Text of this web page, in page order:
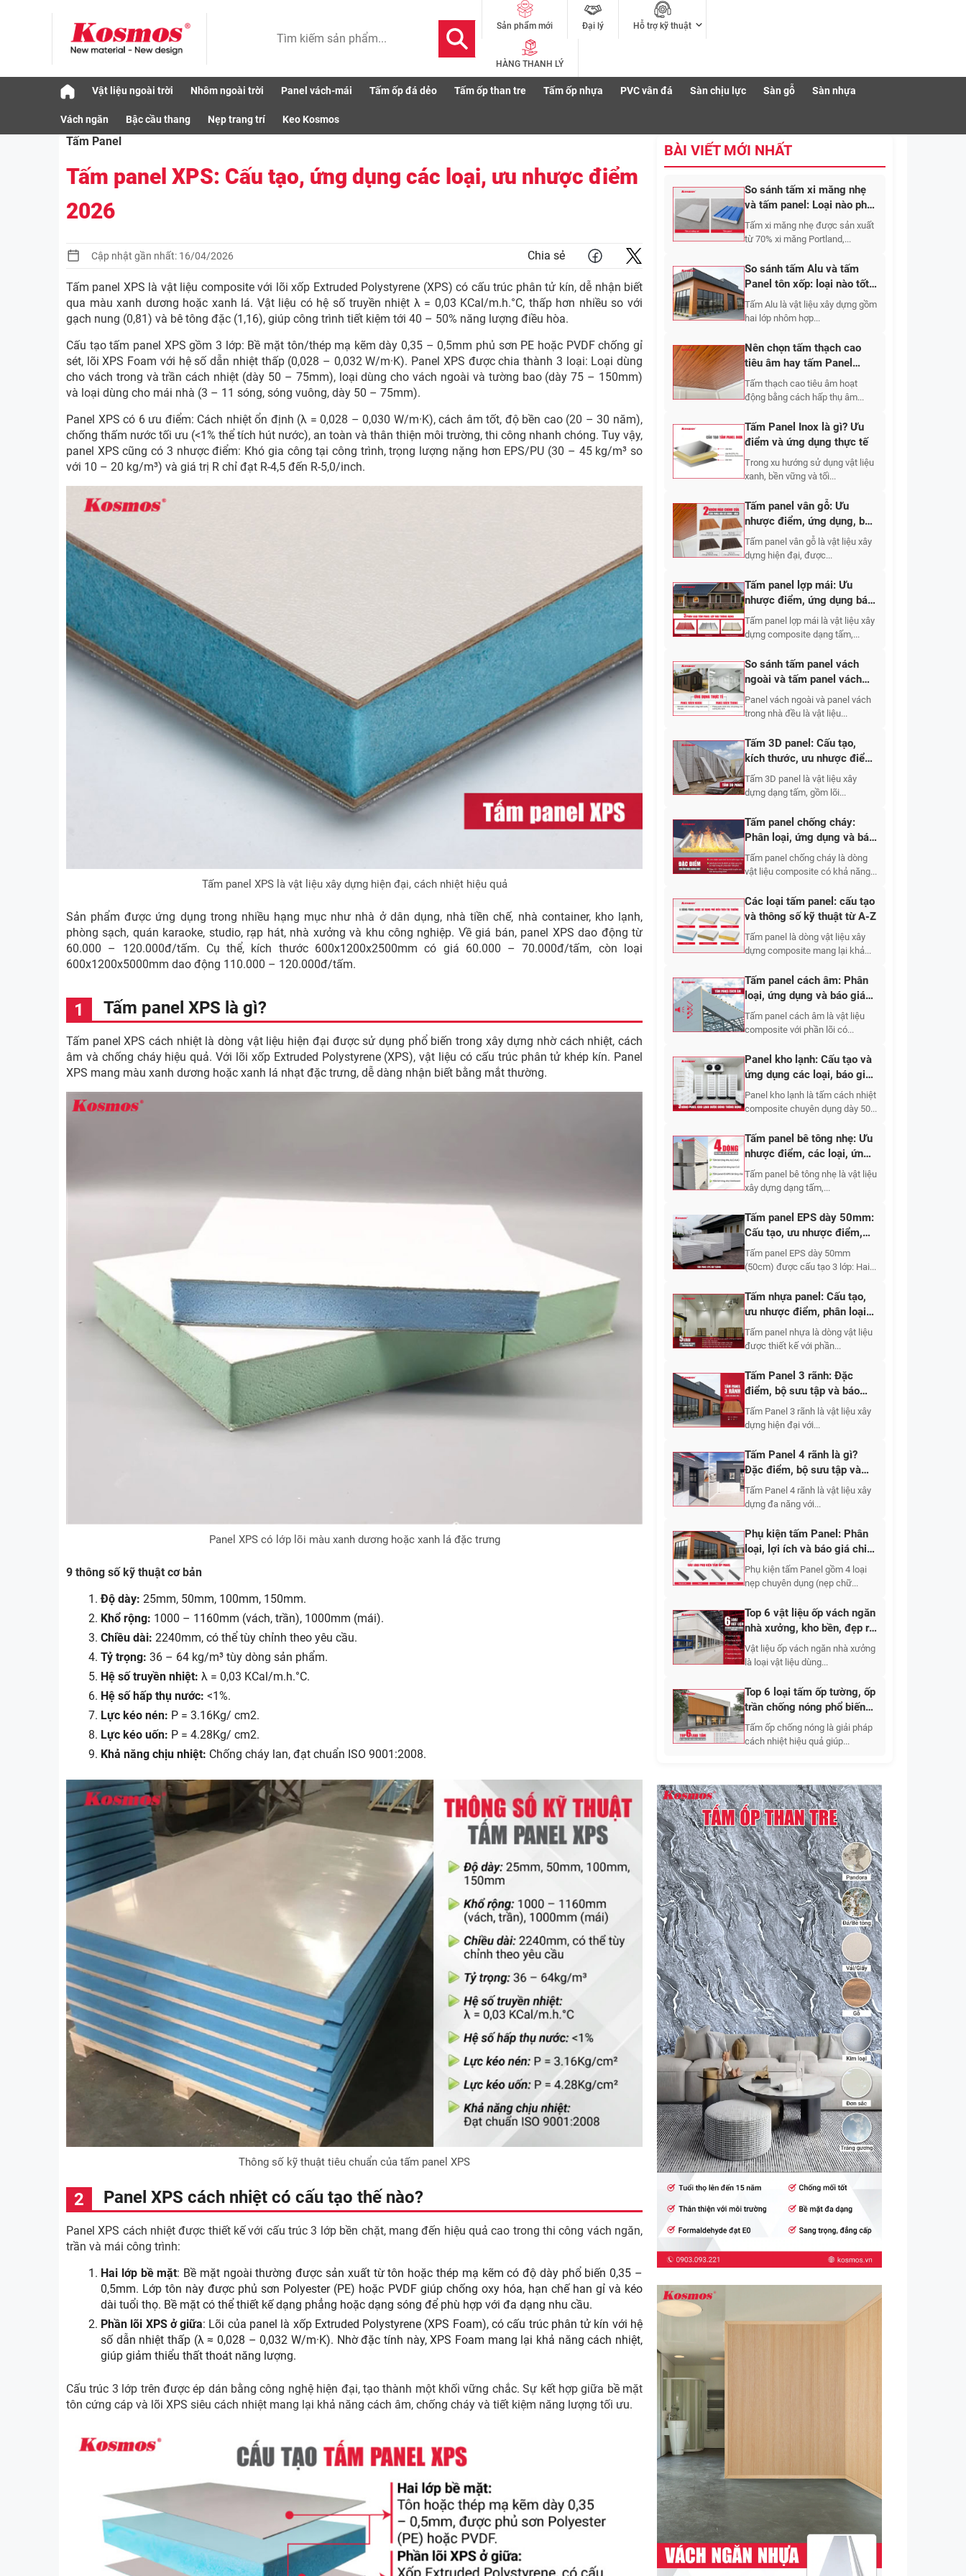
Sản phẩm mới Đại lý Hỗ trợ kỹ thuật
HÀNG THANH LÝ
Vật liệu ngoài trời Nhôm ngoài trời Panel vách-mái Tấm ốp đá dẻo Tấm ốp than tre Tấm ốp nhựa PVC vân đá Sàn chịu lực Sàn gỗ Sàn nhựa
Vách ngăn Bậc cầu thang Nẹp trang trí Keo Kosmos
Tấm Panel
Tấm panel XPS: Cấu tạo, ứng dụng các loại, ưu nhược điểm
2026
Cập nhật gần nhất: 16/04/2026 Chia sẻ
Tấm panel XPS là vật liệu composite với lõi xốp Extruded Polystyrene (XPS) có cấu trúc phân tử kín, dễ nhận biết
qua màu xanh dương hoặc xanh lá. Vật liệu có hệ số truyền nhiệt λ = 0,03 KCal/m.h.°C, thấp hơn nhiều so với
gạch nung (0,81) và bê tông đặc (1,16), giúp công trình tiết kiệm tới 40 – 50% năng lượng điều hòa.
Cấu tạo tấm panel XPS gồm 3 lớp: Bề mặt tôn/thép mạ kẽm dày 0,35 – 0,5mm phủ sơn PE hoặc PVDF chống gỉ
sét, lõi XPS Foam với hệ số dẫn nhiệt thấp (0,028 – 0,032 W/m·K). Panel XPS được chia thành 3 loại: Loại dùng
cho vách trong và trần cách nhiệt (dày 50 – 75mm), loại dùng cho vách ngoài và tường bao (dày 75 – 150mm)
và loại dùng cho mái nhà (3 – 11 sóng, sóng vuông, dày 50 – 75mm).
Panel XPS có 6 ưu điểm: Cách nhiệt ổn định (λ = 0,028 – 0,030 W/m·K), cách âm tốt, độ bền cao (20 – 30 năm),
chống thấm nước tối ưu (<1% thể tích hút nước), an toàn và thân thiện môi trường, thi công nhanh chóng. Tuy vậy,
panel XPS cũng có 3 nhược điểm: Khó gia công tại công trình, trọng lượng nặng hơn EPS/PU (30 – 45 kg/m³ so
với 10 – 20 kg/m³) và giá trị R chỉ đạt R-4,5 đến R-5,0/inch.
Tấm panel XPS là vật liệu xây dựng hiện đại, cách nhiệt hiệu quả
Sản phẩm được ứng dụng trong nhiều hạng mục như nhà ở dân dụng, nhà tiền chế, nhà container, kho lạnh,
phòng sạch, quán karaoke, studio, rạp hát, nhà xưởng và khu công nghiệp. Về giá bán, panel XPS dao động từ
60.000 – 120.000đ/tấm. Cụ thể, kích thước 600x1200x2500mm có giá 60.000 – 70.000đ/tấm, còn loại
600x1200x5000mm dao động 110.000 – 120.000đ/tấm.
Tấm panel XPS là gì?
Tấm panel XPS cách nhiệt là dòng vật liệu hiện đại được sử dụng phổ biến trong xây dựng nhờ cách nhiệt, cách
âm và chống cháy hiệu quả. Với lõi xốp Extruded Polystyrene (XPS), vật liệu có cấu trúc phân tử khép kín. Panel
XPS mang màu xanh dương hoặc xanh lá nhạt đặc trưng, dễ dàng nhận biết bằng mắt thường.
Panel XPS có lớp lõi màu xanh dương hoặc xanh lá đặc trưng
9 thông số kỹ thuật cơ bản
Độ dày: 25mm, 50mm, 100mm, 150mm.
Khổ rộng: 1000 – 1160mm (vách, trần), 1000mm (mái).
Chiều dài: 2240mm, có thể tùy chỉnh theo yêu cầu.
Tỷ trọng: 36 – 64 kg/m³ tùy dòng sản phẩm.
Hệ số truyền nhiệt: λ = 0,03 KCal/m.h.°C.
Hệ số hấp thụ nước: <1%.
Lực kéo nén: P = 3.16Kg/ cm2.
Lực kéo uốn: P = 4.28Kg/ cm2.
Khả năng chịu nhiệt: Chống cháy lan, đạt chuẩn ISO 9001:2008.
Thông số kỹ thuật tiêu chuẩn của tấm panel XPS
Panel XPS cách nhiệt có cấu tạo thế nào?
Panel XPS cách nhiệt được thiết kế với cấu trúc 3 lớp bền chặt, mang đến hiệu quả cao trong thi công vách ngăn,
trần và mái công trình:
Hai lớp bề mặt: Bề mặt ngoài thường được sản xuất từ tôn hoặc thép mạ kẽm có độ dày phổ biến 0,35 –
0,5mm. Lớp tôn này được phủ sơn Polyester (PE) hoặc PVDF giúp chống oxy hóa, hạn chế han gỉ và kéo
dài tuổi thọ. Bề mặt có thể thiết kế dạng phẳng hoặc dạng sóng để phù hợp với đa dạng nhu cầu.
Phần lõi XPS ở giữa: Lõi của panel là xốp Extruded Polystyrene (XPS Foam), có cấu trúc phân tử kín với hệ
số dẫn nhiệt thấp (λ ≈ 0,028 – 0,032 W/m·K). Nhờ đặc tính này, XPS Foam mang lại khả năng cách nhiệt,
giúp giảm thiểu thất thoát năng lượng.
Cấu trúc 3 lớp trên được ép dán bằng công nghệ hiện đại, tạo thành một khối vững chắc. Sự kết hợp giữa bề mặt
tôn cứng cáp và lõi XPS siêu cách nhiệt mang lại khả năng cách âm, chống cháy và tiết kiệm năng lượng tối ưu.
BÀI VIẾT MỚI NHẤT
So sánh tấm xi măng nhẹ
và tấm panel: Loại nào phù
hợp hơn cho công trình?
Tấm xi măng nhẹ được sản xuất
từ 70% xi măng Portland,...
So sánh tấm Alu và tấm
Panel tôn xốp: loại nào tốt
hơn?
Tấm Alu là vật liệu xây dựng gồm
hai lớp nhôm hợp...
Nên chọn tấm thạch cao
tiêu âm hay tấm Panel
cách âm?
Tấm thạch cao tiêu âm hoạt
động bằng cách hấp thụ âm...
Tấm Panel Inox là gì? Ưu
điểm và ứng dụng thực tế
Trong xu hướng sử dụng vật liệu
xanh, bền vững và tối...
Tấm panel vân gỗ: Ưu
nhược điểm, ứng dụng, báo
giá các dòng 2026
Tấm panel vân gỗ là vật liệu xây
dựng hiện đại, được...
Tấm panel lợp mái: Ưu
nhược điểm, ứng dụng báo
giá các loại 2026
Tấm panel lợp mái là vật liệu xây
dựng composite dạng tấm,...
So sánh tấm panel vách
ngoài và tấm panel vách
trong nhà
Panel vách ngoài và panel vách
trong nhà đều là vật liệu...
Tấm 3D panel: Cấu tạo,
kích thước, ưu nhược điểm
và báo giá
Tấm 3D panel là vật liệu xây
dựng dạng tấm, gồm lõi...
Tấm panel chống cháy:
Phân loại, ứng dụng và báo
giá 2026
Tấm panel chống cháy là dòng
vật liệu composite có khả năng...
Các loại tấm panel: cấu tạo
và thông số kỹ thuật từ A-Z
Tấm panel là dòng vật liệu xây
dựng composite mang lại khả...
Tấm panel cách âm: Phân
loại, ứng dụng và báo giá
2026
Tấm panel cách âm là vật liệu
composite với phần lõi có...
Panel kho lạnh: Cấu tạo và
ứng dụng các loại, báo giá
2026
Panel kho lạnh là tấm cách nhiệt
composite chuyên dụng dày 50...
Tấm panel bê tông nhẹ: Ưu
nhược điểm, các loại, ứng
dụng và báo giá 2026
Tấm panel bê tông nhẹ là vật liệu
xây dựng dạng tấm,...
Tấm panel EPS dày 50mm:
Cấu tạo, ưu nhược điểm,
ứng dụng, báo giá
Tấm panel EPS dày 50mm
(50cm) được cấu tạo 3 lớp: Hai...
Tấm nhựa panel: Cấu tạo,
ưu nhược điểm, phân loại
và giá thành 2026
Tấm panel nhựa là dòng vật liệu
được thiết kế với phần...
Tấm Panel 3 rãnh: Đặc
điểm, bộ sưu tập và báo
giá chi tiết
Tấm Panel 3 rãnh là vật liệu xây
dựng hiện đại với...
Tấm Panel 4 rãnh là gì?
Đặc điểm, bộ sưu tập và
báo giá 2026
Tấm Panel 4 rãnh là vật liệu xây
dựng đa năng với...
Phụ kiện tấm Panel: Phân
loại, lợi ích và báo giá chi
tiết
Phụ kiện tấm Panel gồm 4 loại
nẹp chuyên dụng (nẹp chữ...
Top 6 vật liệu ốp vách ngăn
nhà xưởng, kho bền, đẹp rẻ
2026
Vật liệu ốp vách ngăn nhà xưởng
là loại vật liệu dùng...
Top 6 loại tấm ốp tường, ốp
trần chống nóng phổ biến
2026
Tấm ốp chống nóng là giải pháp
cách nhiệt hiệu quả giúp...